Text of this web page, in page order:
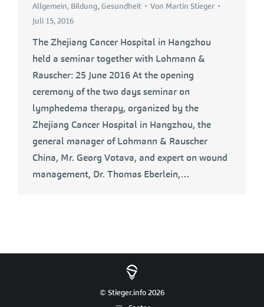
Allgemein, Bildung,Gesundheit Von Martin Stieger
Juli 15, 2016
The Zhejiang Cancer Hospital in Hangzhou
held a seminar together with Lohmann &
Rauscher: 25 June 2016 At the opening
ceremony of the two days seminar on
lymphedema therapy, organized by the
Zhejiang Cancer Hospital in Hangzhou, the
general manager of Lohmann & Rauscher
China, Mr. Georg Votava, and expert on wound
management, Dr. Thomas Eberlein,…
© Stieger.info 2026